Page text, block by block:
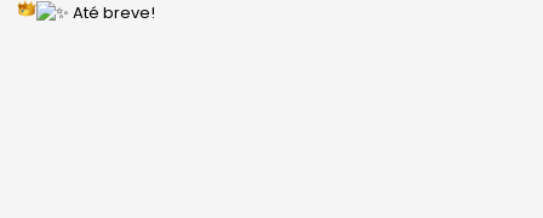
Até breve!